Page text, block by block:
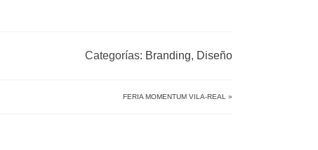
Categorías: Branding, Diseño
FERIA MOMENTUM VILA-REAL »